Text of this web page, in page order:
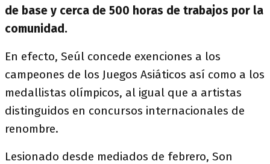
de base y cerca de 500 horas de trabajos por la
comunidad.
En efecto, Seúl concede exenciones a los
campeones de los Juegos Asiáticos así como a los
medallistas olímpicos, al igual que a artistas
distinguidos en concursos internacionales de
renombre.
Lesionado desde mediados de febrero, Son